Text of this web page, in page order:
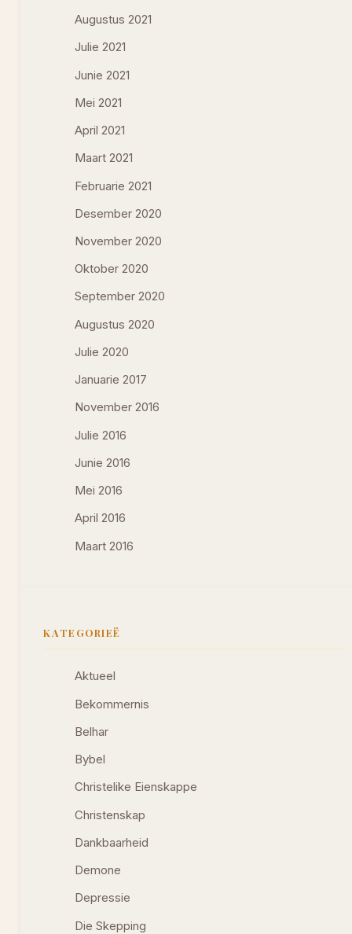
Augustus 2021
Julie 2021
Junie 2021
Mei 2021
April 2021
Maart 2021
Februarie 2021
Desember 2020
November 2020
Oktober 2020
September 2020
Augustus 2020
Julie 2020
Januarie 2017
November 2016
Julie 2016
Junie 2016
Mei 2016
April 2016
Maart 2016
KATEGORIEË
Aktueel
Bekommernis
Belhar
Bybel
Christelike Eienskappe
Christenskap
Dankbaarheid
Demone
Depressie
Die Skepping